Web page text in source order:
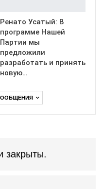
Ренато Усатый: В
программе Нашей
Партии мы
предложили
разработать и принять
новую…
закрыты.